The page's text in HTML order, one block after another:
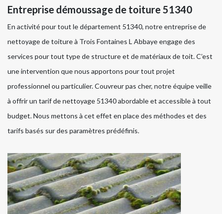
Entreprise démoussage de toiture 51340
En activité pour tout le département 51340, notre entreprise de
nettoyage de toiture à Trois Fontaines L Abbaye engage des
services pour tout type de structure et de matériaux de toit. C’est
une intervention que nous apportons pour tout projet
professionnel ou particulier. Couvreur pas cher, notre équipe veille
à offrir un tarif de nettoyage 51340 abordable et accessible à tout
budget. Nous mettons à cet effet en place des méthodes et des
tarifs basés sur des paramètres prédéfinis.